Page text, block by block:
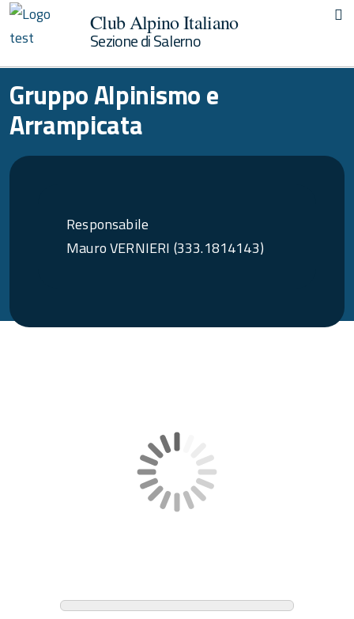
Club Alpino Italiano
Sezione di Salerno
Gruppo Alpinismo e
Arrampicata
Responsabile
Mauro VERNIERI (333.1814143)